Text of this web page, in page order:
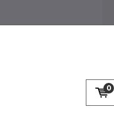
0